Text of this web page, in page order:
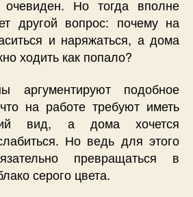
очевиден. Но тогда вполне
другой вопрос: почему на
и наряжаться, а дома
ходить как попало?
аргументируют подобное
на работе требуют иметь
вид, а дома хочется
Но ведь для этого
превращаться в
серого цвета.